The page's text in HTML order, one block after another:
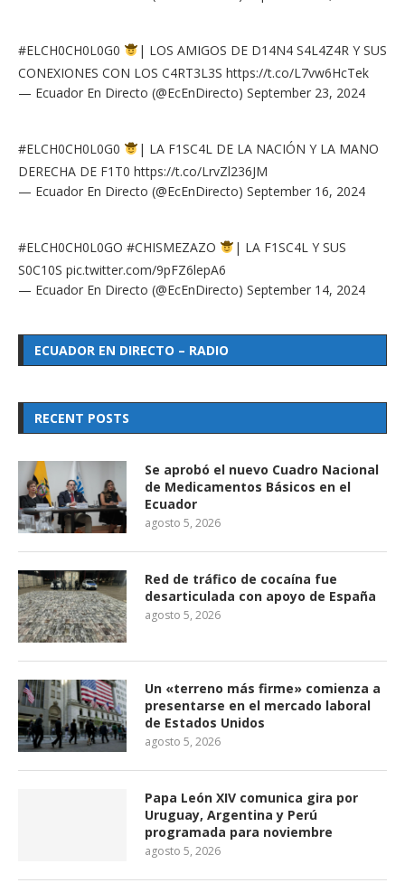
#ELCH0CH0L0G0
| LOS AMIGOS DE D14N4 S4L4Z4R Y SUS
CONEXIONES CON LOS C4RT3L3S https://t.co/L7vw6HcTek
— Ecuador En Directo (@EcEnDirecto) September 23, 2024
#ELCH0CH0L0G0
| LA F1SC4L DE LA NACIÓN Y LA MANO
DERECHA DE F1T0 https://t.co/LrvZl236JM
— Ecuador En Directo (@EcEnDirecto) September 16, 2024
#ELCH0CH0L0GO #CHISMEZAZO
| LA F1SC4L Y SUS
S0C10S pic.twitter.com/9pFZ6lepA6
— Ecuador En Directo (@EcEnDirecto) September 14, 2024
ECUADOR EN DIRECTO – RADIO
RECENT POSTS
Se aprobó el nuevo Cuadro Nacional
de Medicamentos Básicos en el
Ecuador
agosto 5, 2026
Red de tráfico de cocaína fue
desarticulada con apoyo de España
agosto 5, 2026
Un «terreno más firme» comienza a
presentarse en el mercado laboral
de Estados Unidos
agosto 5, 2026
Papa León XIV comunica gira por
Uruguay, Argentina y Perú
programada para noviembre
agosto 5, 2026